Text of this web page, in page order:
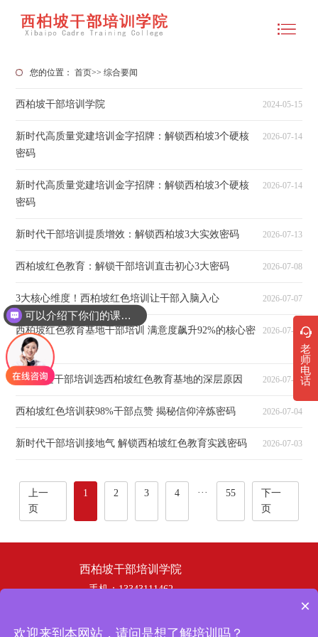
您的位置：首页>>综合要闻
西柏坡干部培训学院 2024-05-15
新时代高质量党建培训金字招牌：解锁西柏坡3个硬核
密码
2026-07-14
新时代高质量党建培训金字招牌：解锁西柏坡3个硬核
密码
2026-07-14
新时代干部培训提质增效：解锁西柏坡3大实效密码 2026-07-13
西柏坡红色教育：解锁干部培训直击初心3大密码 2026-07-08
3大核心维度！西柏坡红色培训让干部入脑入心 2026-07-07
西柏坡红色教育基地干部培训 满意度飙升92%的核心密
码
2026-07-06
90%党建干部培训选西柏坡红色教育基地的深层原因 2026-07-05
西柏坡红色培训获98%干部点赞 揭秘信仰淬炼密码 2026-07-04
新时代干部培训接地气 解锁西柏坡红色教育实践密码 2026-07-03
上一
页
1 2 3 4 ··· 55
下一
页
西柏坡干部培训学院
手机：13343111462
老
师
电
话
可以介绍下你们的课程吗？
×
欢迎来到本网站，请问是想了解培训吗？